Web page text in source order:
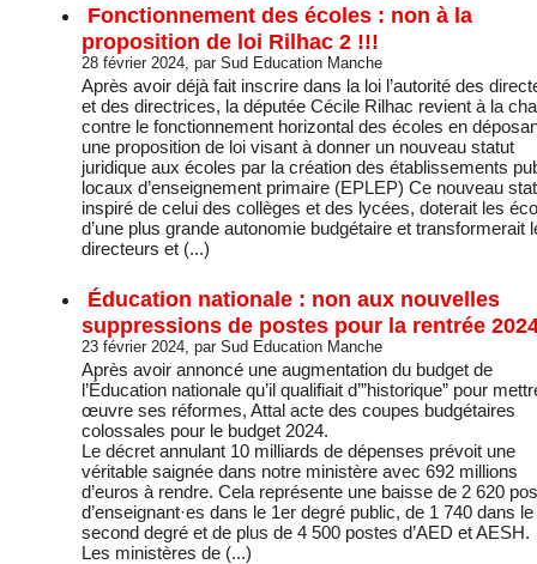
Fonctionnement des écoles : non à la
proposition de loi Rilhac 2 !!!
28 février 2024, par Sud Education Manche
Après avoir déjà fait inscrire dans la loi l’autorité des
et des directrices, la députée Cécile Rilhac revient à la
contre le fonctionnement horizontal des écoles en
une proposition de loi visant à donner un nouveau statut
juridique aux écoles par la création des établissements
locaux d’enseignement primaire (EPLEP) Ce nouveau
inspiré de celui des collèges et des lycées, doterait les
d’une plus grande autonomie budgétaire et transformerait
directeurs et (...)
Éducation nationale : non aux nouvelles
suppressions de postes pour la rentrée
23 février 2024, par Sud Education Manche
Après avoir annoncé une augmentation du budget de
l’Éducation nationale qu’il qualifiait d’”historique” pour
œuvre ses réformes, Attal acte des coupes budgétaires
colossales pour le budget 2024.
Le décret annulant 10 milliards de dépenses prévoit une
véritable saignée dans notre ministère avec 692 millions
d’euros à rendre. Cela représente une baisse de 2 620
d’enseignant·es dans le 1er degré public, de 1 740 dans le
second degré et de plus de 4 500 postes d’AED et AESH.
Les ministères de (...)